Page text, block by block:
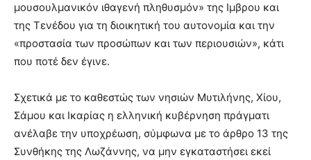
μουσουλμανικόν ιθαγενή πληθυσμόν» της Ιμβρου και
της Τενέδου για τη διοικητική του αυτονομία και την
«προστασία των προσώπων και των περιουσιών», κάτι
που ποτέ δεν έγινε.
Σχετικά με το καθεστώς των νησιών Μυτιλήνης, Χίου,
Σάμου και Ικαρίας η ελληνική κυβέρνηση πράγματι
ανέλαβε την υποχρέωση, σύμφωνα με το άρθρο 13 της
Συνθήκης της Λωζάννης, να μην εγκαταστήσει εκεί